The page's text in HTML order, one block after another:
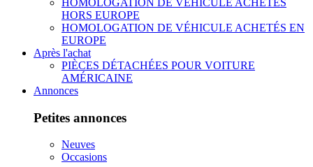
HORS EUROPE
HOMOLOGATION DE VÉHICULE ACHETÉS EN
EUROPE
Après l'achat
PIÈCES DÉTACHÉES POUR VOITURE
AMÉRICAINE
Annonces
Petites annonces
Neuves
Occasions